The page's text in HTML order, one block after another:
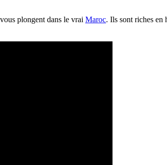
vous plongent dans le vrai Maroc. Ils sont riches en